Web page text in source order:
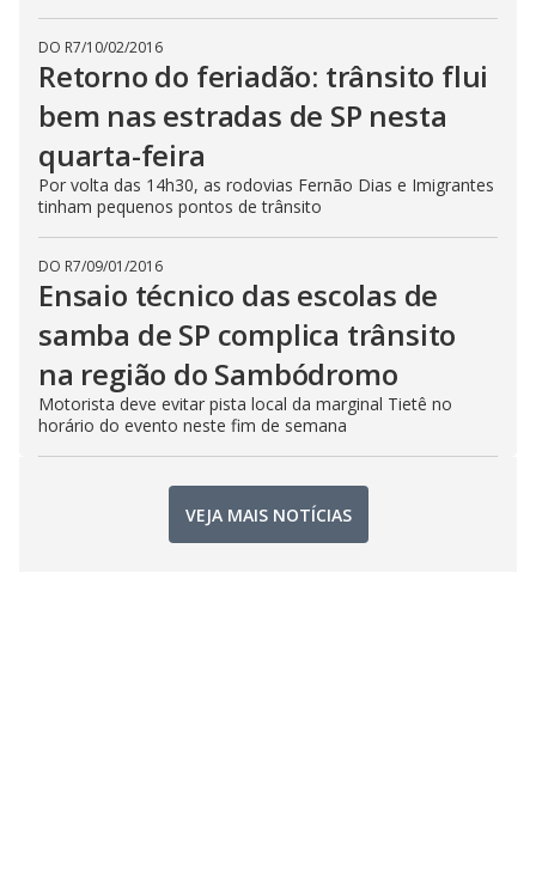
DO R7/10/02/2016
Retorno do feriadão: trânsito flui
bem nas estradas de SP nesta
quarta-feira
Por volta das 14h30, as rodovias Fernão Dias e Imigrantes
tinham pequenos pontos de trânsito
DO R7/09/01/2016
Ensaio técnico das escolas de
samba de SP complica trânsito
na região do Sambódromo
Motorista deve evitar pista local da marginal Tietê no
horário do evento neste fim de semana
VEJA MAIS NOTÍCIAS